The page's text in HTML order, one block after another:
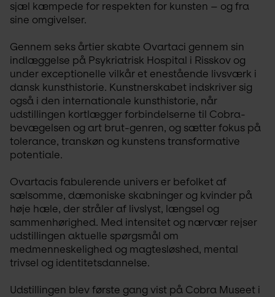
sjæl kæmpede for respekten for kunsten – og fra
sine omgivelser.
Gennem seks årtier skabte Ovartaci gennem sin
indlæggelse på Psykriatrisk Hospital i Risskov og
under exceptionelle vilkår et enestående livsværk i
dansk kunsthistorie. Kunstnerskabet indskriver sig
også i den internationale kunsthistorie, når
udstillingen kortlægger forbindelserne til Cobra-
bevægelsen og art brut-genren, og sætter fokus på
tolerance, transkøn og kunstens transformative
potentiale.
Ovartacis fabulerende univers er befolket af
sælsomme, dæmoniske skabninger og kvinder på
høje hæle, der stråler af livslyst, længsel og
sammenhørighed. Med intensitet og nærvær rejser
udstillingen aktuelle spørgsmål om
medmenneskelighed og magtesløshed, mental
trivsel og identitetsdannelse.
Udstillingen blev første gang vist på Cobra Museet i